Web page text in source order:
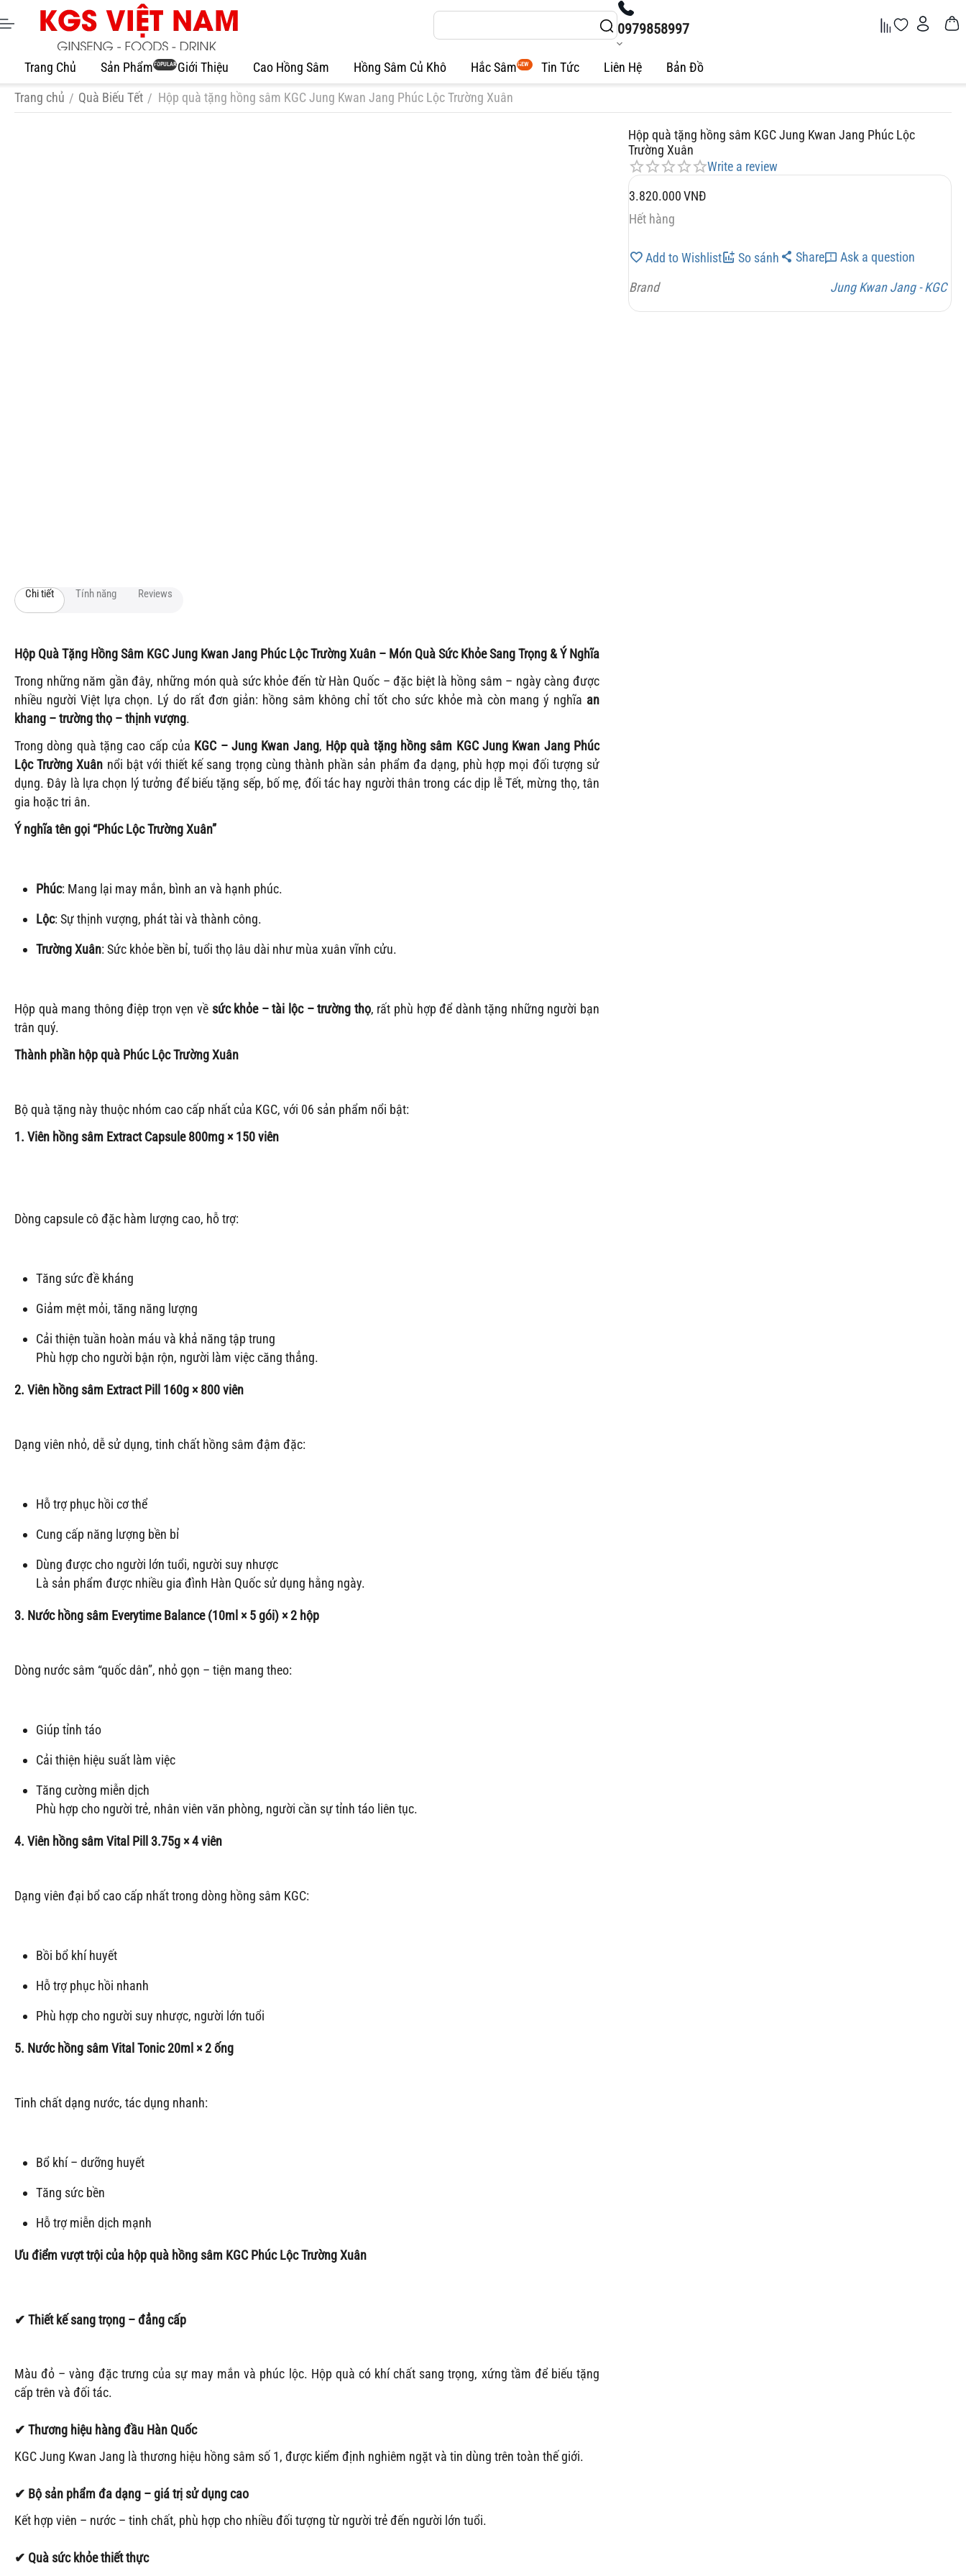
0979858997
Trang Chủ Sản Phẩm POPULAR Giới Thiệu Cao Hồng Sâm Hồng Sâm Củ Khô Hắc Sâm NEW Tin Tức Liên Hệ Bản Đồ
Trang chủ / Quà Biếu Tết / Hộp quà tặng hồng sâm KGC Jung Kwan Jang Phúc Lộc Trường Xuân
Hộp quà tặng hồng sâm KGC Jung Kwan Jang Phúc Lộc
Trường Xuân
Write a review
3.820.000VNĐ
Hết hàng
Add to Wishlist So sánh Share Ask a question
Brand Jung Kwan Jang - KGC
Chi tiết Tính năng Reviews
Hộp Quà Tặng Hồng Sâm KGC Jung Kwan Jang Phúc Lộc Trường Xuân – Món Quà Sức Khỏe Sang Trọng & Ý Nghĩa
Trong những năm gần đây, những món quà sức khỏe đến từ Hàn Quốc – đặc biệt là hồng sâm – ngày càng được
nhiều người Việt lựa chọn. Lý do rất đơn giản: hồng sâm không chỉ tốt cho sức khỏe mà còn mang ý nghĩa an
khang – trường thọ – thịnh vượng.
Trong dòng quà tặng cao cấp của KGC – Jung Kwan Jang, Hộp quà tặng hồng sâm KGC Jung Kwan Jang Phúc
Lộc Trường Xuân nổi bật với thiết kế sang trọng cùng thành phần sản phẩm đa dạng, phù hợp mọi đối tượng sử
dụng. Đây là lựa chọn lý tưởng để biếu tặng sếp, bố mẹ, đối tác hay người thân trong các dịp lễ Tết, mừng thọ, tân
gia hoặc tri ân.
Ý nghĩa tên gọi “Phúc Lộc Trường Xuân”
Phúc: Mang lại may mắn, bình an và hạnh phúc.
Lộc: Sự thịnh vượng, phát tài và thành công.
Trường Xuân: Sức khỏe bền bỉ, tuổi thọ lâu dài như mùa xuân vĩnh cửu.
Hộp quà mang thông điệp trọn vẹn về sức khỏe – tài lộc – trường thọ, rất phù hợp để dành tặng những người bạn
trân quý.
Thành phần hộp quà Phúc Lộc Trường Xuân
Bộ quà tặng này thuộc nhóm cao cấp nhất của KGC, với 06 sản phẩm nổi bật:
1. Viên hồng sâm Extract Capsule 800mg × 150 viên
Dòng capsule cô đặc hàm lượng cao, hỗ trợ:
Tăng sức đề kháng
Giảm mệt mỏi, tăng năng lượng
Cải thiện tuần hoàn máu và khả năng tập trung
Phù hợp cho người bận rộn, người làm việc căng thẳng.
2. Viên hồng sâm Extract Pill 160g × 800 viên
Dạng viên nhỏ, dễ sử dụng, tinh chất hồng sâm đậm đặc:
Hỗ trợ phục hồi cơ thể
Cung cấp năng lượng bền bỉ
Dùng được cho người lớn tuổi, người suy nhược
Là sản phẩm được nhiều gia đình Hàn Quốc sử dụng hằng ngày.
3. Nước hồng sâm Everytime Balance (10ml × 5 gói) × 2 hộp
Dòng nước sâm “quốc dân”, nhỏ gọn – tiện mang theo:
Giúp tỉnh táo
Cải thiện hiệu suất làm việc
Tăng cường miễn dịch
Phù hợp cho người trẻ, nhân viên văn phòng, người cần sự tỉnh táo liên tục.
4. Viên hồng sâm Vital Pill 3.75g × 4 viên
Dạng viên đại bổ cao cấp nhất trong dòng hồng sâm KGC:
Bồi bổ khí huyết
Hỗ trợ phục hồi nhanh
Phù hợp cho người suy nhược, người lớn tuổi
5. Nước hồng sâm Vital Tonic 20ml × 2 ống
Tinh chất dạng nước, tác dụng nhanh:
Bổ khí – dưỡng huyết
Tăng sức bền
Hỗ trợ miễn dịch mạnh
Ưu điểm vượt trội của hộp quà hồng sâm KGC Phúc Lộc Trường Xuân
✔ Thiết kế sang trọng – đẳng cấp
Màu đỏ – vàng đặc trưng của sự may mắn và phúc lộc. Hộp quà có khí chất sang trọng, xứng tầm để biếu tặng
cấp trên và đối tác.
✔ Thương hiệu hàng đầu Hàn Quốc
KGC Jung Kwan Jang là thương hiệu hồng sâm số 1, được kiểm định nghiêm ngặt và tin dùng trên toàn thế giới.
✔ Bộ sản phẩm đa dạng – giá trị sử dụng cao
Kết hợp viên – nước – tinh chất, phù hợp cho nhiều đối tượng từ người trẻ đến người lớn tuổi.
✔ Quà sức khỏe thiết thực